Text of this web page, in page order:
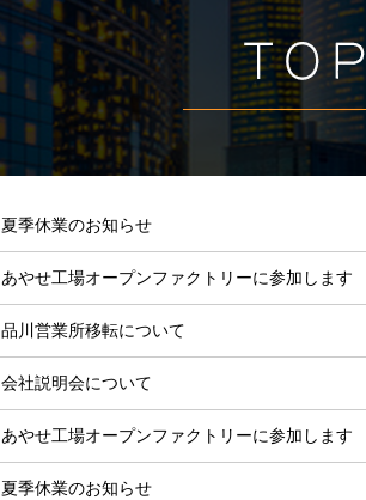
夏季休業のお知らせ
あやせ工場オープンファクトリーに参加します
品川営業所移転について
会社説明会について
あやせ工場オープンファクトリーに参加します
夏季休業のお知らせ